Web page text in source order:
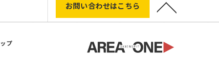
お問い合わせはこちら
プ